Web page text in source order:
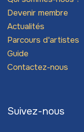
Devenir membre
Actualités
Parcours d'artistes
Guide
Contactez-nous
Suivez-nous